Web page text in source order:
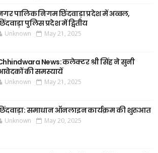
पालिक निगम छिंदवाड़ा प्रदेश में अव्वल,
पुलिस प्रदेश में द्वितीय
Unknown May 21, 2025
News: कलेक्टर श्री सिंह ने सुनी
की समस्यायें
Unknown May 21, 2025
समाधान ऑनलाइन कार्यक्रम की शुरुआत
Unknown May 20, 2025